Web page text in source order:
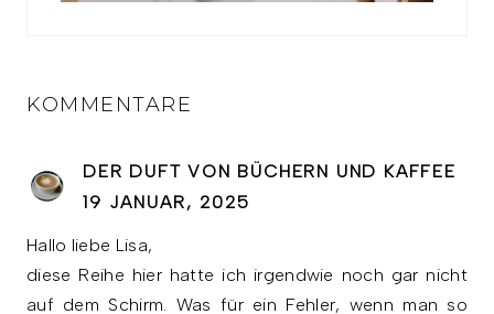
KOMMENTARE
DER DUFT VON BÜCHERN UND KAFFEE
19 JANUAR, 2025
Hallo liebe Lisa,
diese Reihe hier hatte ich irgendwie noch gar nicht
auf dem Schirm. Was für ein Fehler, wenn man so